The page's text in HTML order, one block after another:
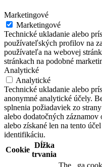
Marketingové
Marketingové
Technické ukladanie alebo
používateľských profilov na
používateľa na webovej
stránkach na podobné
Analytické
Analytické
Technické ukladanie alebo
anonymné analytické účely.
splnenia požiadaviek zo
alebo dodatočných záznamov
alebo získané len na tento
identifikáciu.
Cookie
Dĺžka
trvania
The _ga